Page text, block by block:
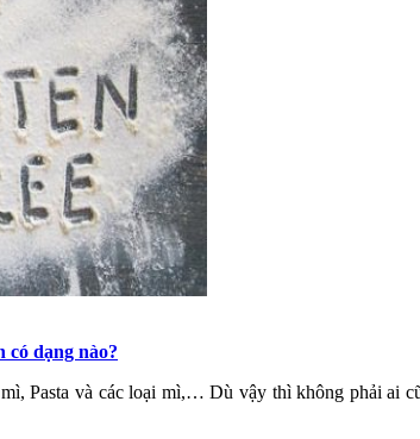
có dạng nào?
Pasta và các loại mì,… Dù vậy thì không phải ai